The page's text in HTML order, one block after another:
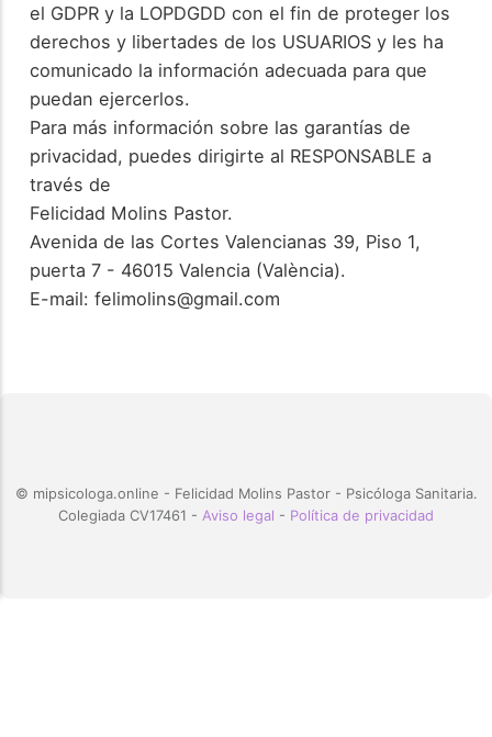
el GDPR y la LOPDGDD con el fin de proteger los
derechos y libertades de los USUARIOS y les ha
comunicado la información adecuada para que
puedan ejercerlos.
Para más información sobre las garantías de
privacidad, puedes dirigirte al RESPONSABLE a
través de
Felicidad Molins Pastor.
Avenida de las Cortes Valencianas 39, Piso 1,
puerta 7 - 46015 Valencia (València).
E-mail: felimolins@gmail.com
© mipsicologa.online - Felicidad Molins Pastor - Psicóloga Sanitaria.
Colegiada CV17461 - Aviso legal - Política de privacidad